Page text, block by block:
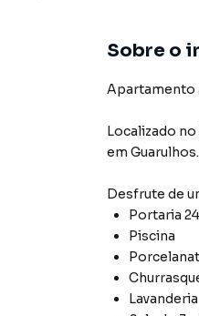
Sobre o
Apartamento
Localizado
em Guarulhos.
Desfrute de
Portaria
Piscina
Lavanderia